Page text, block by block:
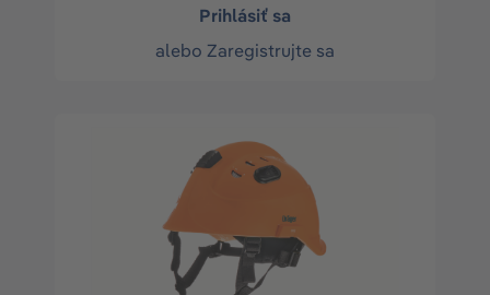
Prihlásiť sa
alebo Zaregistrujte sa